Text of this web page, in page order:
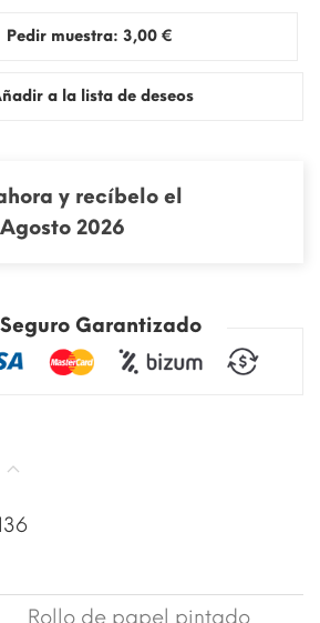
Pedir muestra: 3,00 €
a la lista de deseos
y recíbelo el
2026
Garantizado
Rollo de papel pintado